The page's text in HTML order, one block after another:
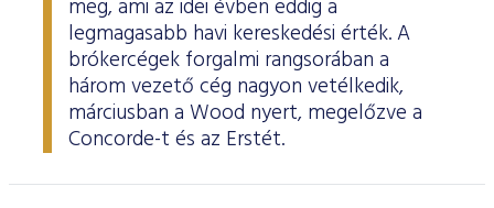
meg, ami az idei évben eddig a
legmagasabb havi kereskedési érték. A
brókercégek forgalmi rangsorában a
három vezető cég nagyon vetélkedik,
márciusban a Wood nyert, megelőzve a
Concorde-t és az Erstét.